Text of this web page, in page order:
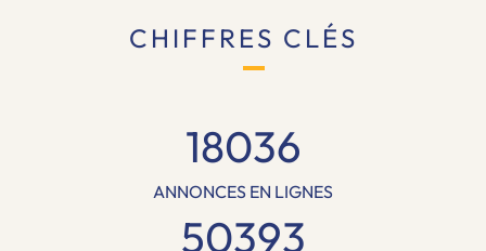
CHIFFRES CLÉS
18036
ANNONCES EN LIGNES
50393